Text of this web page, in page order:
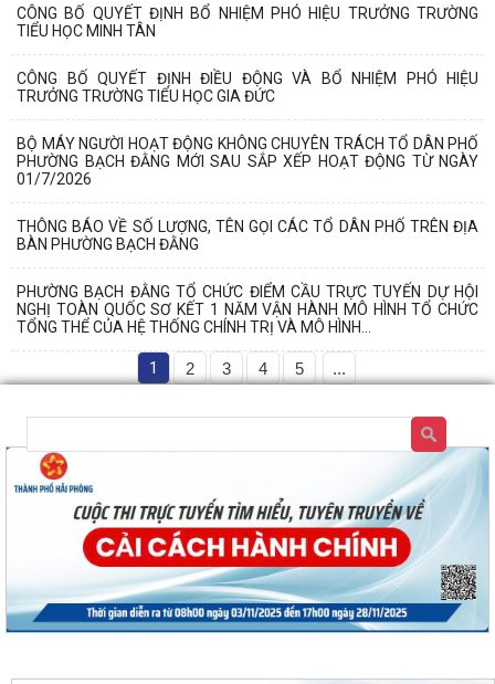
CÔNG BỐ QUYẾT ĐỊNH BỔ NHIỆM PHÓ HIỆU TRƯỞNG TRƯỜNG
TIỂU HỌC MINH TÂN
CÔNG BỐ QUYẾT ĐỊNH ĐIỀU ĐỘNG VÀ BỔ NHIỆM PHÓ HIỆU
TRƯỞNG TRƯỜNG TIỂU HỌC GIA ĐỨC
BỘ MÁY NGƯỜI HOẠT ĐỘNG KHÔNG CHUYÊN TRÁCH TỔ DÂN PHỐ
PHƯỜNG BẠCH ĐẰNG MỚI SAU SẮP XẾP HOẠT ĐỘNG TỪ NGÀY
01/7/2026
THÔNG BÁO VỀ SỐ LƯỢNG, TÊN GỌI CÁC TỔ DÂN PHỐ TRÊN ĐỊA
BÀN PHƯỜNG BẠCH ĐẰNG
PHƯỜNG BẠCH ĐẰNG TỔ CHỨC ĐIỂM CẦU TRỰC TUYẾN DỰ HỘI
NGHỊ TOÀN QUỐC SƠ KẾT 1 NĂM VẬN HÀNH MÔ HÌNH TỔ CHỨC
TỔNG THỂ CỦA HỆ THỐNG CHÍNH TRỊ VÀ MÔ HÌNH...
1 2 3 4 5 ...